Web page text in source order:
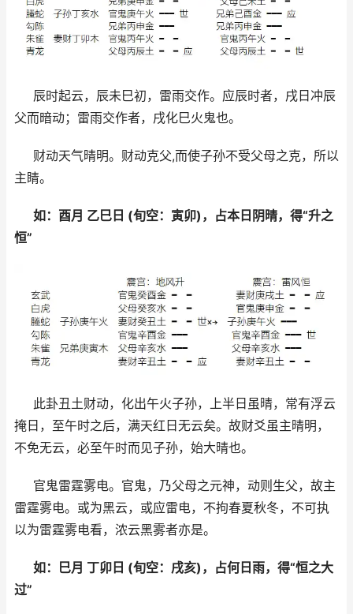
辰时起云，辰未巳初，雷雨交作。应辰时者，戌日冲辰
父而暗动；雷雨交作者，戌化巳火鬼也。
财动天气晴明。财动克父,而使子孙不受父母之克，所以
主睛。
如：酉月 乙巳日 (旬空：寅卯)，占本日阴晴，得“升之
恒”
此卦丑土财动，化出午火子孙，上半日虽晴，常有浮云
掩日，至午时之后，满天红日无云矣。故财爻虽主晴明，
不免无云，必至午时而见子孙，始大晴也。
官鬼雷霆雾电。官鬼，乃父母之元神，动则生父，故主
雷霆雾电。或为黑云，或应雷电，不拘春夏秋冬，不可执
以为雷霆雾电看，浓云黑雾者亦是。
如：巳月 丁卯日 (旬空：戌亥)，占何日雨，得“恒之大
过”